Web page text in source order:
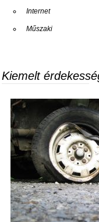
Internet
Műszaki
Kiemelt